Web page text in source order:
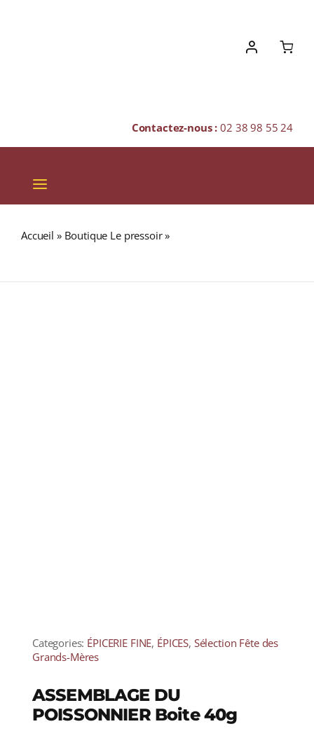
Contactez-nous :02 38 98 55 24
Toggle
Navigation
SPIRITUEUX
Accueil » Boutique Le pressoir»
Categories: ÉPICERIE FINE, ÉPICES, Sélection Fête des
Grands-Mères
ASSEMBLAGE DU
POISSONNIER Boite 40g